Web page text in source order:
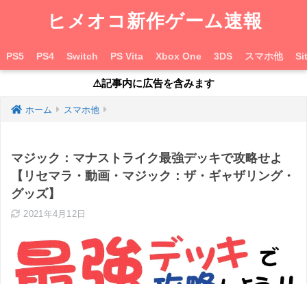
ヒメオコ新作ゲーム速報
PS5 PS4 Switch PS Vita Xbox One 3DS スマホ他
⚠︎記事内に広告を含みます
ホーム スマホ他
マジック：マナストライク最強デッキで攻略せよ
【リセマラ・動画・マジック：ザ・ギャザリング・
グッズ】
2021年4月12日